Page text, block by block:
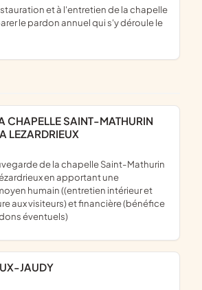
le pardon annuel qui s'y déroule le
LEZARDRIEUX
en apportant une
humain ((entretien intérieur et
aux visiteurs) et financière (bénéfice
éventuels)
JAUDY